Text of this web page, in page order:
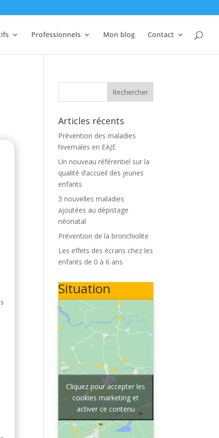
Professionnels Mon blog Contact
Articles récents
Prévention des maladies
hivernales en EAJE
Un nouveau référentiel sur la
qualité d’accueil des jeunes
enfants
3 nouvelles maladies
ajoutées au dépistage
néonatal
Prévention de la bronchiolite
Les effets des écrans chez les
enfants de 0 à 6 ans
Situation
Cliquez pour accepter les
cookies marketing et
activer ce contenu